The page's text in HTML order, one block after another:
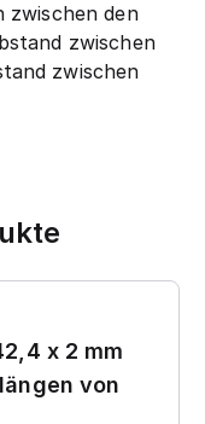
zwischen den
zwischen
zwischen
x 2 mm
von